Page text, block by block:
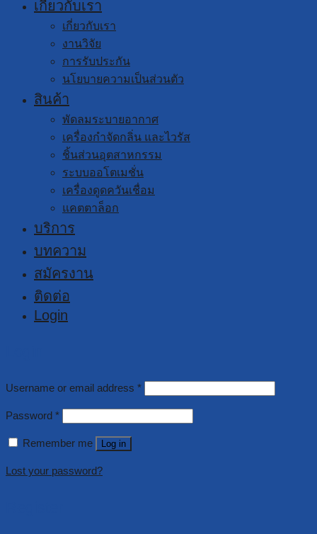
เกี่ยวกับเรา
เกี่ยวกับเรา
งานวิจัย
การรับประกัน
นโยบายความเป็นส่วนตัว
สินค้า
พัดลมระบายอากาศ
เครื่องกำจัดกลิ่น และไวรัส
ชิ้นส่วนอุตสาหกรรม
ระบบออโตเมชั่น
เครื่องดูดควันเชื่อม
แคตตาล็อก
บริการ
บทความ
สมัครงาน
ติดต่อ
Login
Username or email address *
Password *
Remember me Log in
Lost your password?